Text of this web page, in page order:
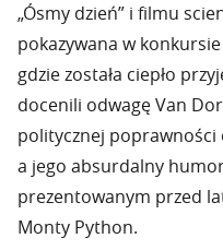
„Ósmy dzień” i filmu
pokazywana w
gdzie została ciepło
docenili odwagę Van
politycznej poprawności
a jego absurdalny
prezentowanym przed
Monty Python.